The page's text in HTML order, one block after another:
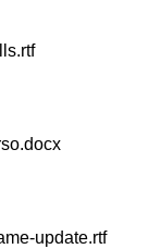
update.rtf